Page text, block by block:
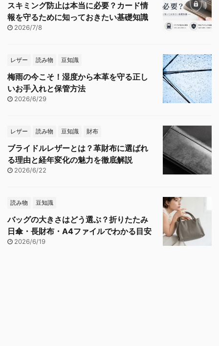
スキミング防止は本当に必要？カード情
報を守るために知っておきたい基礎知識
2026/7/8
レザー 読み物 豆知識
梅雨の今こそ！湿度から本革を守る正し
いお手入れと保管方法
2026/6/29
レザー 読み物 豆知識 財布
ブライドルレザーとは？革財布に選ばれ
る理由と経年変化の魅力を徹底解説
2026/6/22
読み物 豆知識
バッグの大きさはどう選ぶ？折りたたみ
日傘・長財布・A4ファイルでわかる目安
2026/6/19